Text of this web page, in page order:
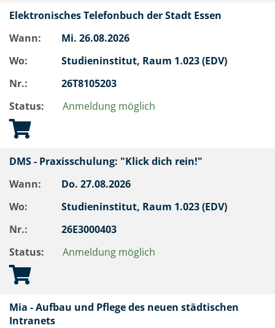
Elektronisches Telefonbuch der Stadt Essen
Wann:
Mi. 26.08.2026
Wo:
Studieninstitut, Raum 1.023 (EDV)
Nr.:
26T8105203
Status:
Anmeldung möglich
DMS - Praxisschulung: "Klick dich rein!"
Wann:
Do. 27.08.2026
Wo:
Studieninstitut, Raum 1.023 (EDV)
Nr.:
26E3000403
Status:
Anmeldung möglich
Mia - Aufbau und Pflege des neuen städtischen
Intranets